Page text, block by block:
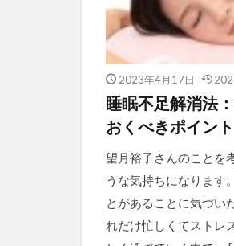
2023年4月17日
睡眠不足解消法
おくべきポイント
望月裕子さんのことを
うな気持ちになります
とがあることに気づい
れだけ忙しくてストレ